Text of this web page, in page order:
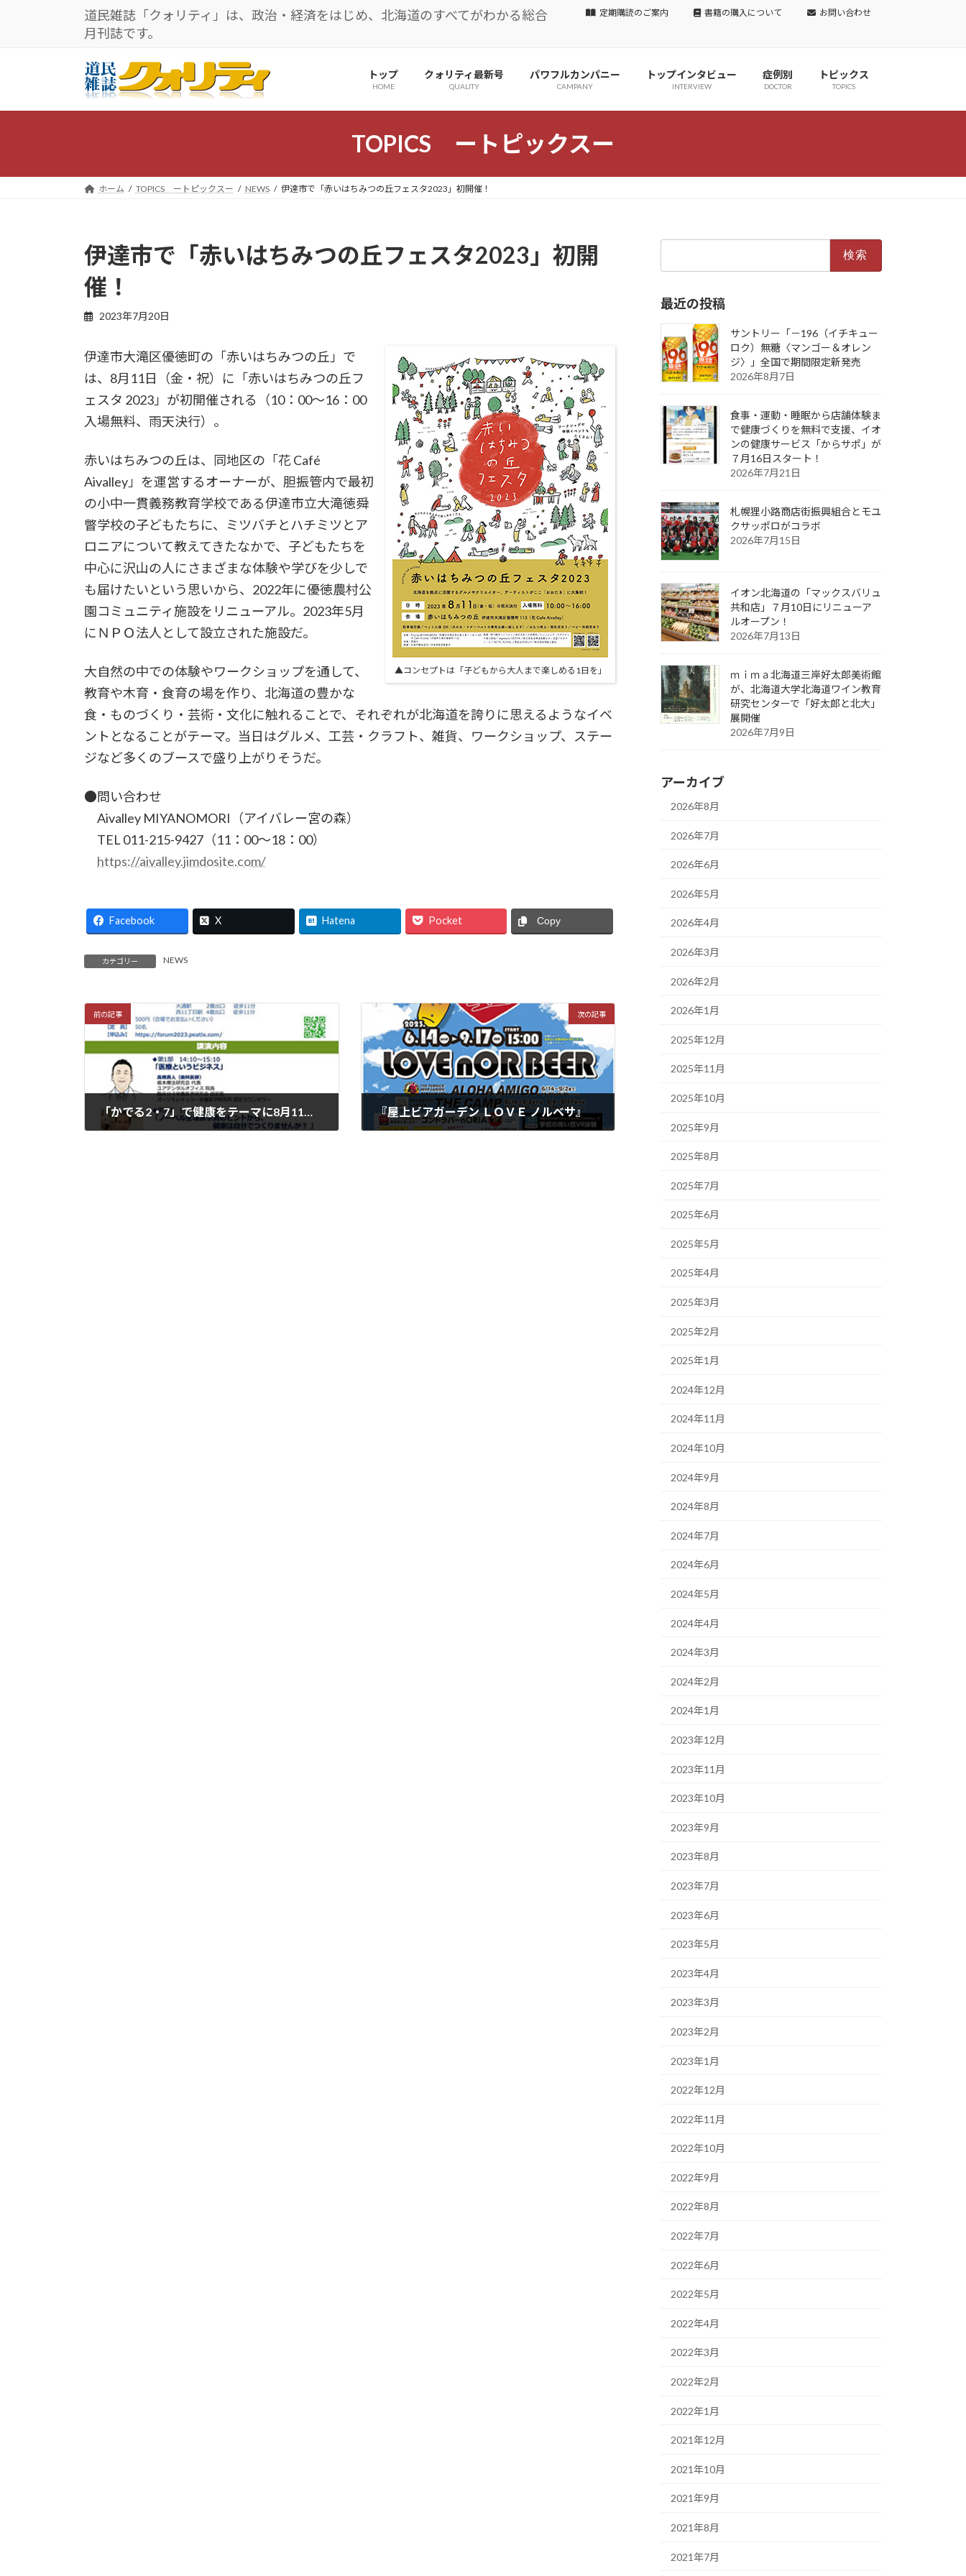
ス
ン
道民雑誌「クォリティ」は、政治・経済をはじめ、北海道のすべてがわかる総合
月刊誌です。
定期購読のご案内 書籍の購入について お問い合わせ
トップ
HOME
クォリティ最新号
QUALITY
パワフルカンパニー
CAMPANY
トップインタビュー
INTERVIEW
症例別
DOCTOR
トピックス
TOPICS
TOPICS ートピックスー
ホーム TOPICS ートピックスー NEWS 伊達市で「赤いはちみつの丘フェスタ2023」初開催！
伊達市で「赤いはちみつの丘フェスタ2023」初開
催！
2023年7月20日
▲コンセプトは「子どもから大人まで楽しめる1日を」
伊達市大滝区優徳町の「赤いはちみつの丘」で
は、8月11日（金・祝）に「赤いはちみつの丘フ
ェスタ 2023」が初開催される（10：00～16：00
入場無料、雨天決行）。
赤いはちみつの丘は、同地区の「花 Café
Aivalley」を運営するオーナーが、胆振管内で最初
の小中一貫義務教育学校である伊達市立大滝徳舜
瞥学校の子どもたちに、ミツバチとハチミツとア
ロニアについて教えてきたなかで、子どもたちを
中心に沢山の人にさまざまな体験や学びを少しで
も届けたいという思いから、2022年に優徳農村公
園コミュニティ施設をリニューアル。2023年5月
にＮＰＯ法人として設立された施設だ。
大自然の中での体験やワークショップを通して、
教育や木育・食育の場を作り、北海道の豊かな
食・ものづくり・芸術・文化に触れることで、それぞれが北海道を誇りに思えるようなイベ
ントとなることがテーマ。当日はグルメ、工芸・クラフト、雑貨、ワークショップ、ステー
ジなど多くのブースで盛り上がりそうだ。
●問い合わせ
Aivalley MIYANOMORI（アイバレー宮の森）
TEL 011-215-9427（11：00～18：00）
https://aivalley.jimdosite.com/
Facebook X Hatena Pocket Copy
カテゴリー NEWS
前の記事 次の記事
『屋上ビアガーデン ＬＯＶＥ ノルベサ』
最近の投稿
サントリー「－196（イチキュー
ロク）無糖〈マンゴー＆オレン
ジ〉」全国で期間限定新発売
2026年8月7日
食事・運動・睡眠から店舗体験ま
で健康づくりを無料で支援、イオ
ンの健康サービス「からサポ」が
７月16日スタート！
2026年7月21日
札幌狸小路商店街振興組合とモユ
クサッポロがコラボ
2026年7月15日
イオン北海道の「マックスバリュ
共和店」７月10日にリニューア
ルオープン！
2026年7月13日
ｍｉｍａ北海道三岸好太郎美術館
が、北海道大学北海道ワイン教育
研究センターで「好太郎と北大」
展開催
2026年7月9日
アーカイブ
2026年8月
2026年7月
2026年6月
2026年5月
2026年4月
2026年3月
2026年2月
2026年1月
2025年12月
2025年11月
2025年10月
2025年9月
2025年8月
2025年7月
2025年6月
2025年5月
2025年4月
2025年3月
2025年2月
2025年1月
2024年12月
2024年11月
2024年10月
2024年9月
2024年8月
2024年7月
2024年6月
2024年5月
2024年4月
2024年3月
2024年2月
2024年1月
2023年12月
2023年11月
2023年10月
2023年9月
2023年8月
2023年7月
2023年6月
2023年5月
2023年4月
2023年3月
2023年2月
2023年1月
2022年12月
2022年11月
2022年10月
2022年9月
2022年8月
2022年7月
2022年6月
2022年5月
2022年4月
2022年3月
2022年2月
2022年1月
2021年12月
2021年10月
2021年9月
2021年8月
2021年7月